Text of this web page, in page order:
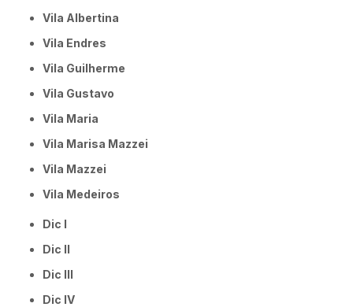
Vila Albertina
Vila Endres
Vila Guilherme
Vila Gustavo
Vila Maria
Vila Marisa Mazzei
Vila Mazzei
Vila Medeiros
Dic I
Dic II
Dic III
Dic IV